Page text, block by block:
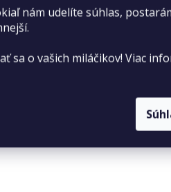
nám udelíte súhlas,
sa o vašich miláčikov! Viac